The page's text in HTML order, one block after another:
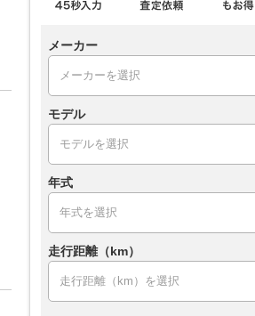
メーカー
モデル
年式
走行距離（km）